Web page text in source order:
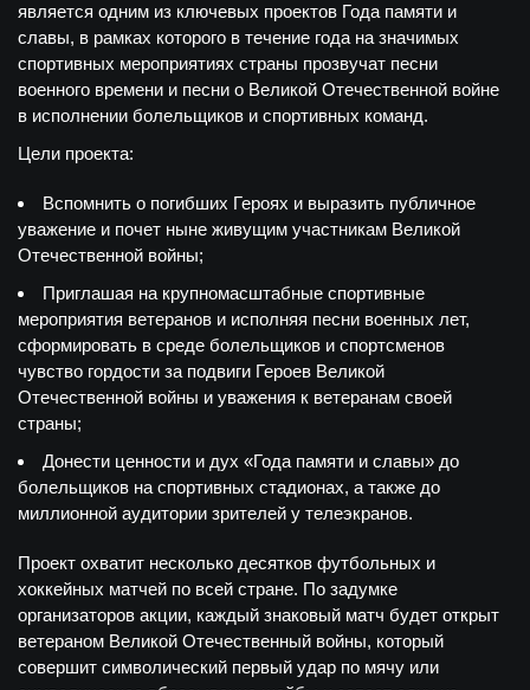
является одним из ключевых проектов Года памяти и
славы, в рамках которого в течение года на значимых
спортивных мероприятиях страны прозвучат песни
военного времени и песни о Великой Отечественной войне
в исполнении болельщиков и спортивных команд.
Цели проекта:
Вспомнить о погибших Героях и выразить публичное
уважение и почет ныне живущим участникам Великой
Отечественной войны;
Приглашая на крупномасштабные спортивные
мероприятия ветеранов и исполняя песни военных лет,
сформировать в среде болельщиков и спортсменов
чувство гордости за подвиги Героев Великой
Отечественной войны и уважения к ветеранам своей
страны;
Донести ценности и дух «Года памяти и славы» до
болельщиков на спортивных стадионах, а также до
миллионной аудитории зрителей у телеэкранов.
Проект охватит несколько десятков футбольных и
хоккейных матчей по всей стране. По задумке
организаторов акции, каждый знаковый матч будет открыт
ветераном Великой Отечественный войны, который
совершит символический первый удар по мячу или